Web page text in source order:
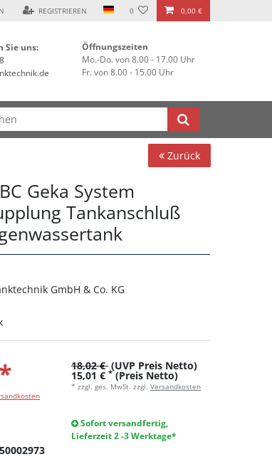
REGISTRIEREN 0 0,00 €
Sie uns:
Öffnungszeiten
Mo.-Do. von 8.00 - 17.00 Uhr
Fr. von 8.00 - 15.00 Uhr
Zurück
Geka System
Tankanschluß
GmbH & Co. KG
18,02 € (UVP Preis Netto)
15,01 € * (Preis Netto)
* zzgl. ges. MwSt. zzgl. Versandkosten
Sofort versandfertig,
Lieferzeit 2 -3 Werktage*